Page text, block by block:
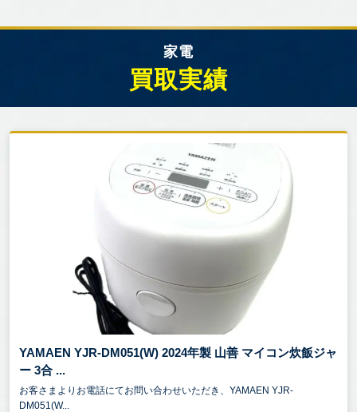
家電
買取実績
YAMAEN YJR-DM051(W) 2024年製 山善 マイコン炊飯ジャ
ー 3合 ...
お客さまよりお電話にてお問い合わせいただき、YAMAEN YJR-
DM051(W...